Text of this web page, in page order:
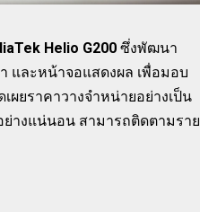
Helio G200 ซึ่งพัฒนา
และหน้าจอแสดงผล เพื่อมอบ
ยราคาวางจำหน่ายอย่างเป็น
างแน่นอน สามารถติดตามราย